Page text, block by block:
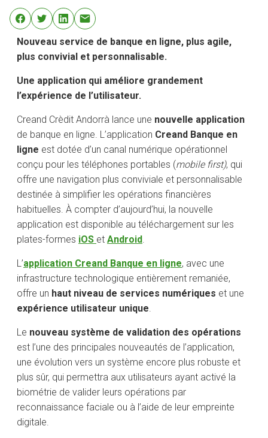
Nouveau service de banque en ligne, plus agile,
plus convivial et personnalisable.
Une application qui améliore grandement
l’expérience de l’utilisateur.
Creand Crèdit Andorrà lance une nouvelle application
de banque en ligne. L’application Creand Banque en
ligne est dotée d’un canal numérique opérationnel
conçu pour les téléphones portables (mobile first), qui
offre une navigation plus conviviale et personnalisable
destinée à simplifier les opérations financières
habituelles. À compter d’aujourd’hui, la nouvelle
application est disponible au téléchargement sur les
plates-formes iOS et Android.
L’application Creand Banque en ligne, avec une
infrastructure technologique entièrement remaniée,
offre un haut niveau de services numériques et une
‌expérience utilisateur unique‌.
Le nouveau système de validation des opérations
est l’une des principales nouveautés de l’application,
une évolution vers un système encore plus robuste et
plus sûr, qui permettra aux utilisateurs ayant activé la
biométrie de valider leurs opérations par
reconnaissance faciale ou à l’aide de leur empreinte
digitale.